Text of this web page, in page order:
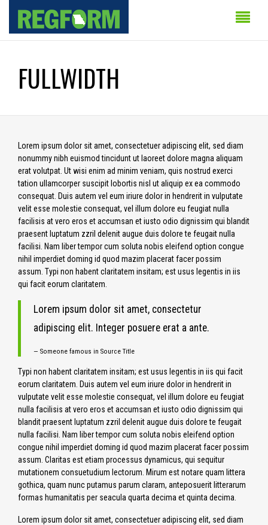
FULLWIDTH
Lorem ipsum dolor sit amet, consectetuer adipiscing elit, sed diam
nonummy nibh euismod tincidunt ut laoreet dolore magna aliquam
erat volutpat. Ut wisi enim ad minim veniam, quis nostrud exerci
tation ullamcorper suscipit lobortis nisl ut aliquip ex ea commodo
consequat. Duis autem vel eum iriure dolor in hendrerit in vulputate
velit esse molestie consequat, vel illum dolore eu feugiat nulla
facilisis at vero eros et accumsan et iusto odio dignissim qui blandit
praesent luptatum zzril delenit augue duis dolore te feugait nulla
facilisi. Nam liber tempor cum soluta nobis eleifend option congue
nihil imperdiet doming id quod mazim placerat facer possim
assum. Typi non habent claritatem insitam; est usus legentis in iis
qui facit eorum claritatem.
Lorem ipsum dolor sit amet, consectetur
adipiscing elit. Integer posuere erat a ante.
Someone famous in Source Title
Typi non habent claritatem insitam; est usus legentis in iis qui facit
eorum claritatem. Duis autem vel eum iriure dolor in hendrerit in
vulputate velit esse molestie consequat, vel illum dolore eu feugiat
nulla facilisis at vero eros et accumsan et iusto odio dignissim qui
blandit praesent luptatum zzril delenit augue duis dolore te feugait
nulla facilisi. Nam liber tempor cum soluta nobis eleifend option
congue nihil imperdiet doming id quod mazim placerat facer possim
assum. Claritas est etiam processus dynamicus, qui sequitur
mutationem consuetudium lectorum. Mirum est notare quam littera
gothica, quam nunc putamus parum claram, anteposuerit litterarum
formas humanitatis per seacula quarta decima et quinta decima.
Lorem ipsum dolor sit amet, consectetuer adipiscing elit, sed diam